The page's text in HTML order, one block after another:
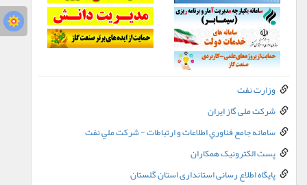
وزارت نفت
شرکت ملی گاز ایران
سامانه جامع فناوري اطلاعات و ارتباطات - شرکت ملي نفت
پست الکترونيک همکاران
پایگاه اطلاع رسانی استانداری استان گلستان